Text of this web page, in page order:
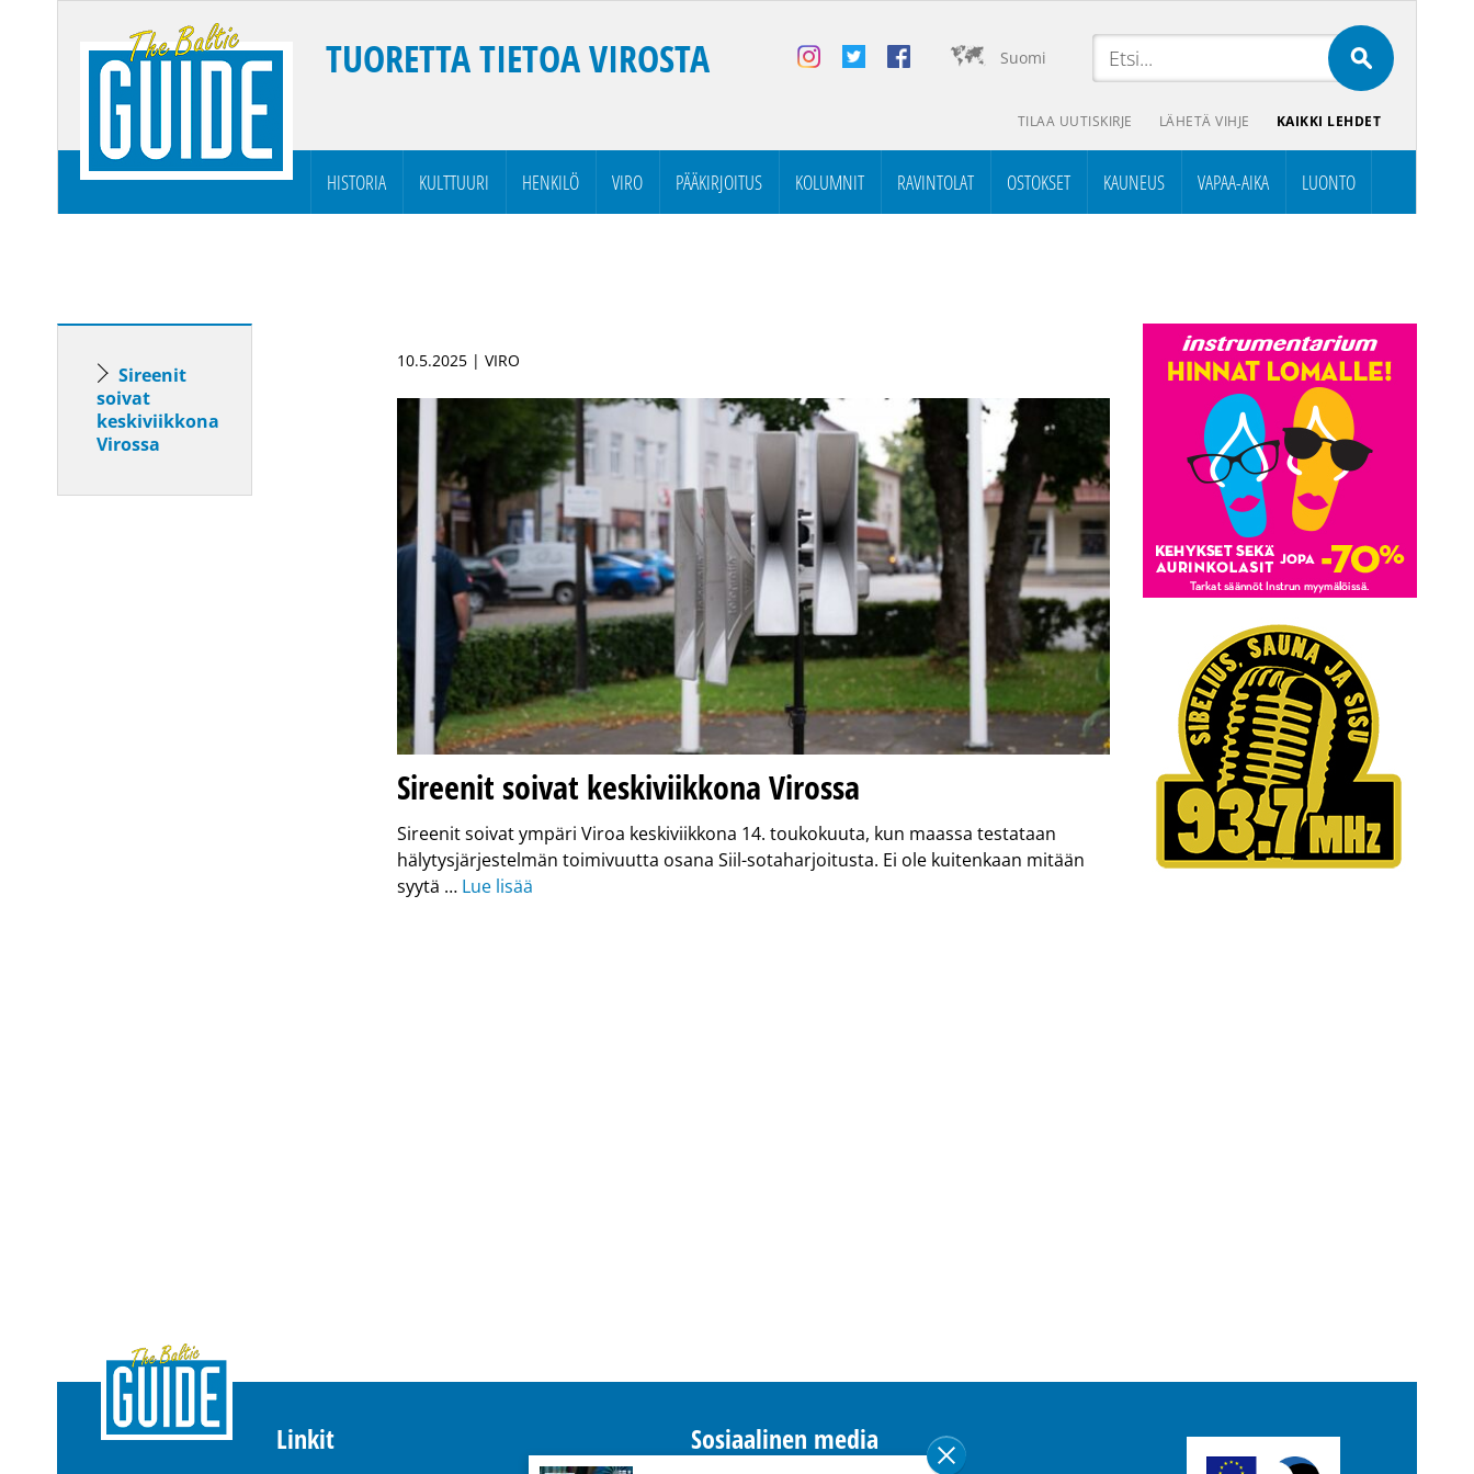
Suomi
TUORETTA TIETOA VIROSTA
TILAA UUTISKIRJE LÄHETÄ VIHJE KAIKKI LEHDET
HISTORIA KULTTUURI HENKILÖ VIRO PÄÄKIRJOITUS KOLUMNIT RAVINTOLAT OSTOKSET KAUNEUS VAPAA-AIKA LUONTO
Sireenit
soivat
keskiviikkona
Virossa
10.5.2025 | VIRO
Sireenit soivat keskiviikkona Virossa
Sireenit soivat ympäri Viroa keskiviikkona 14. toukokuuta, kun maassa testataan
hälytysjärjestelmän toimivuutta osana Siil-sotaharjoitusta. Ei ole kuitenkaan mitään
syytä … Lue lisää
Linkit Sosiaalinen media